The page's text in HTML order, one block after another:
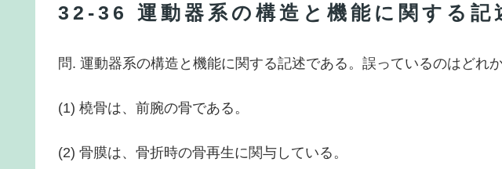
32-36 運動器系の構造と機能に関する記
問. 運動器系の構造と機能に関する記述である。誤っているのはどれか
(1) 橈骨は、前腕の骨である。
(2) 骨膜は、骨折時の骨再生に関与している。